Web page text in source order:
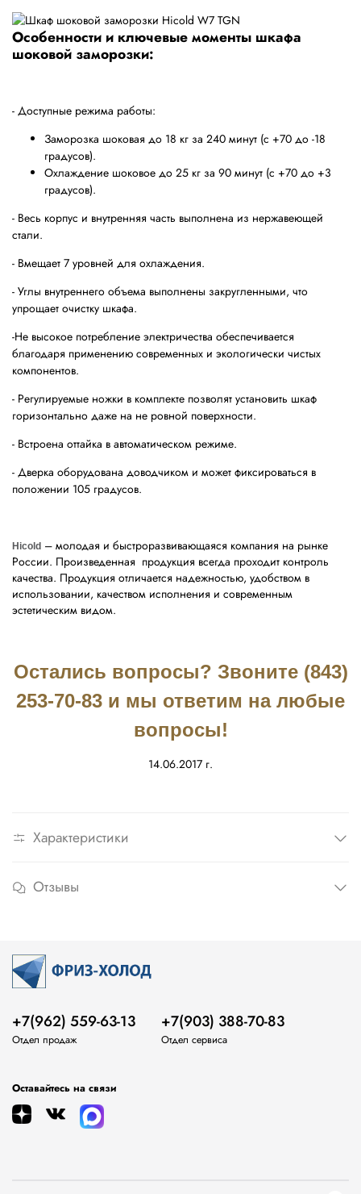
Особенности и ключевые моменты шкафа
шоковой заморозки:
- Доступные режима работы:
Заморозка шоковая до 18 кг за 240 минут (с +70 до -18
градусов).
Охлаждение шоковое до 25 кг за 90 минут (с +70 до +3
градусов).
- Весь корпус и внутренняя часть выполнена из нержавеющей
стали.
- Вмещает 7 уровней для охлаждения.
- Углы внутреннего объема выполнены закругленными, что
упрощает очистку шкафа.
-Не высокое потребление электричества обеспечивается
благодаря применению современных и экологически чистых
компонентов.
- Регулируемые ножки в комплекте позволят установить шкаф
горизонтально даже на не ровной поверхности.
- Встроена оттайка в автоматическом режиме.
- Дверка оборудована доводчиком и может фиксироваться в
положении 105 градусов.
Hicold – молодая и быстроразвивающаяся компания на рынке
России. Произведенная продукция всегда проходит контроль
качества. Продукция отличается надежностью, удобством в
использовании, качеством исполнения и современным
эстетическим видом.
Остались вопросы? Звоните (843)
253-70-83 и мы ответим на любые
вопросы!
14.06.2017 г.
Характеристики
Отзывы
+7(962) 559-63-13
Отдел продаж
+7(903) 388-70-83
Отдел сервиса
Оставайтесь на связи